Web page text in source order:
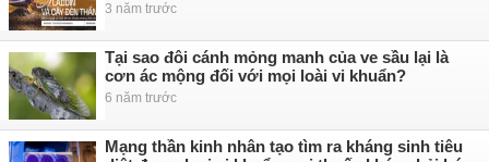
3 năm trước
Tại sao đôi cánh mỏng manh của ve sầu lại là
cơn ác mộng đối với mọi loài vi khuẩn?
6 năm trước
Mạng thần kinh nhân tạo tìm ra kháng sinh tiêu